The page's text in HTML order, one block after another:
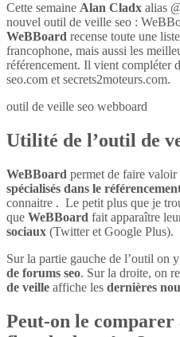
Cette semaine Alan Cladx alias
nouvel outil de veille seo :
WeBBoard recense toute une
francophone, mais aussi les
référencement. Il vient compléter
seo.com et secrets2moteurs.com.
outil de veille seo webboard
Utilité de l’outil de
WeBBoard permet de faire valoir
spécialisés dans le
connaitre . Le petit plus que je
que WeBBoard fait apparaître
sociaux (Twitter et Google Plus).
Sur la partie gauche de l’outil on
de forums seo. Sur la droite, on
de veille affiche les dernières
Peut-on le comparer